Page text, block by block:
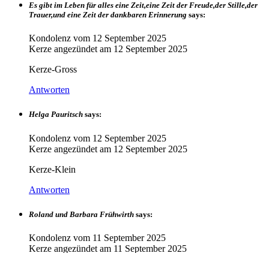
Es gibt im Leben für alles eine Zeit,eine Zeit der Freude,der Stille,der
Trauer,und eine Zeit der dankbaren Erinnerung says:
Kondolenz vom 12 September 2025
Kerze angezündet am 12 September 2025
Kerze-Gross
Antworten
Helga Pauritsch says:
Kondolenz vom 12 September 2025
Kerze angezündet am 12 September 2025
Kerze-Klein
Antworten
Roland und Barbara Frühwirth says:
Kondolenz vom 11 September 2025
Kerze angezündet am 11 September 2025